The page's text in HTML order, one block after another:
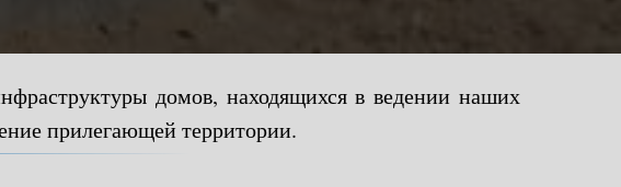
домов, находящихся в ведении наших
прилегающей территории.